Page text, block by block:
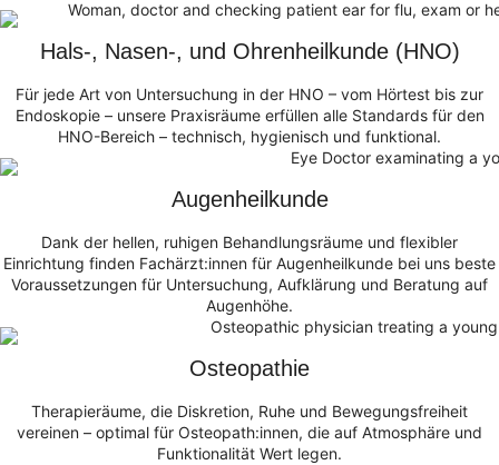
Hals-, Nasen-, und Ohrenheilkunde (HNO)
Für jede Art von Untersuchung in der HNO – vom Hörtest bis zur
Endoskopie – unsere Praxisräume erfüllen alle Standards für den
HNO-Bereich – technisch, hygienisch und funktional.
Augenheilkunde
Dank der hellen, ruhigen Behandlungsräume und flexibler
Einrichtung finden Fachärzt:innen für Augenheilkunde bei uns beste
Voraussetzungen für Untersuchung, Aufklärung und Beratung auf
Augenhöhe.
Osteopathie
Therapieräume, die Diskretion, Ruhe und Bewegungsfreiheit
vereinen – optimal für Osteopath:innen, die auf Atmosphäre und
Funktionalität Wert legen.